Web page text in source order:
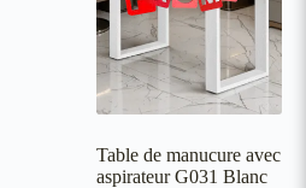
Table de manucure avec
aspirateur G031 Blanc